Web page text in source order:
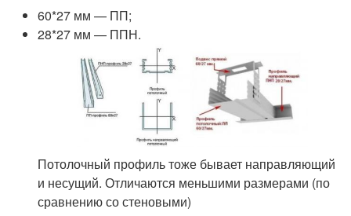
60*27 мм — ПП;
28*27 мм — ППН.
Потолочный профиль тоже бывает направляющий
и несущий. Отличаются меньшими размерами (по
сравнению со стеновыми)